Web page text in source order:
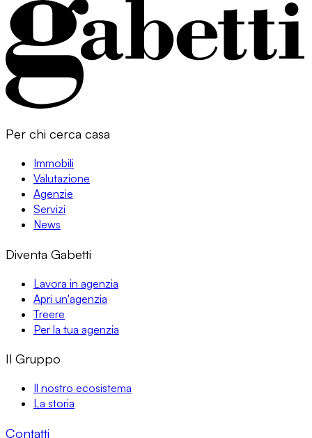
Per chi cerca casa
Immobili
Valutazione
Agenzie
Servizi
News
Diventa Gabetti
Lavora in agenzia
Apri un'agenzia
Treere
Per la tua agenzia
Il Gruppo
Il nostro ecosistema
La storia
Contatti